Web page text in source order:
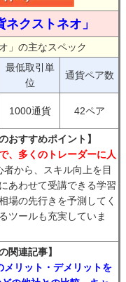
クストネオ」
」の主なスペック
最低取引単
位
通貨ペア数
1000通貨 42ペア
おすすめポイント】
、多くのトレーダーに人
から、スキル向上を目
あわせて受講できる学習
場の先行きを予測してく
ツールも充実していま
関連記事】
リット・デメリットを